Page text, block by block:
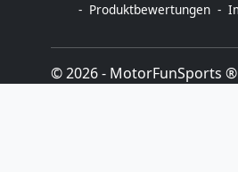
Produktbewertungen
© 2026 - MotorFunSports ®